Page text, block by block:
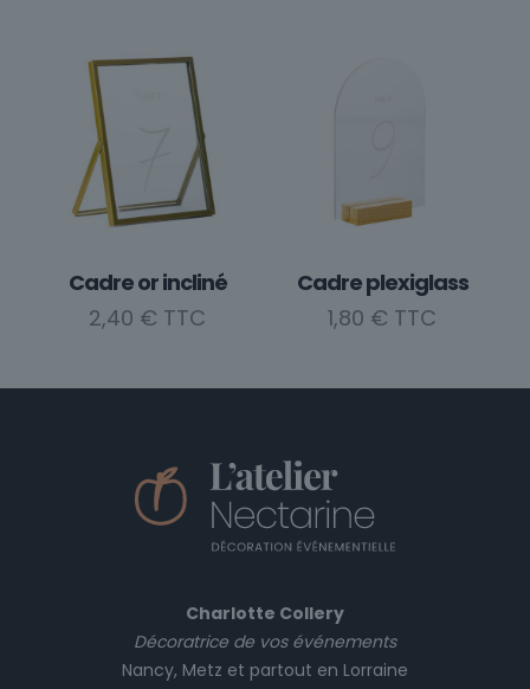
Cadre or incliné
2,40 €
Cadre plexiglass
1,80 €
Charlotte Collery
Décoratrice de vos événements
Nancy, Metz et partout en Lorraine